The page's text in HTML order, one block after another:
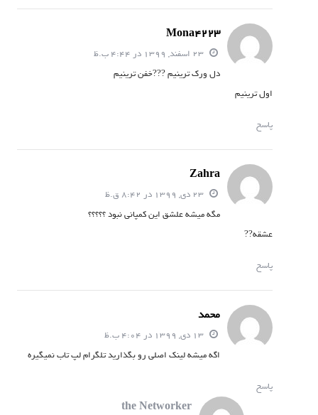
Mona4223
23 اسفند, 1399 در 4:44 ب.ظ
دل ورک ترینیم ???خفن ترینیم
اول ترینیم
پاسخ
Zahra
23 دی, 1399 در 8:42 ق.ظ
مگه میشه علشق این کمپانی نبود ؟؟؟؟؟
عشقه??
پاسخ
محمد
13 دی, 1399 در 4:04 ب.ظ
اگه میشه لینک اصلی رو بگذارید تلگرام لپ تاب نمیگیره
پاسخ
the Networker